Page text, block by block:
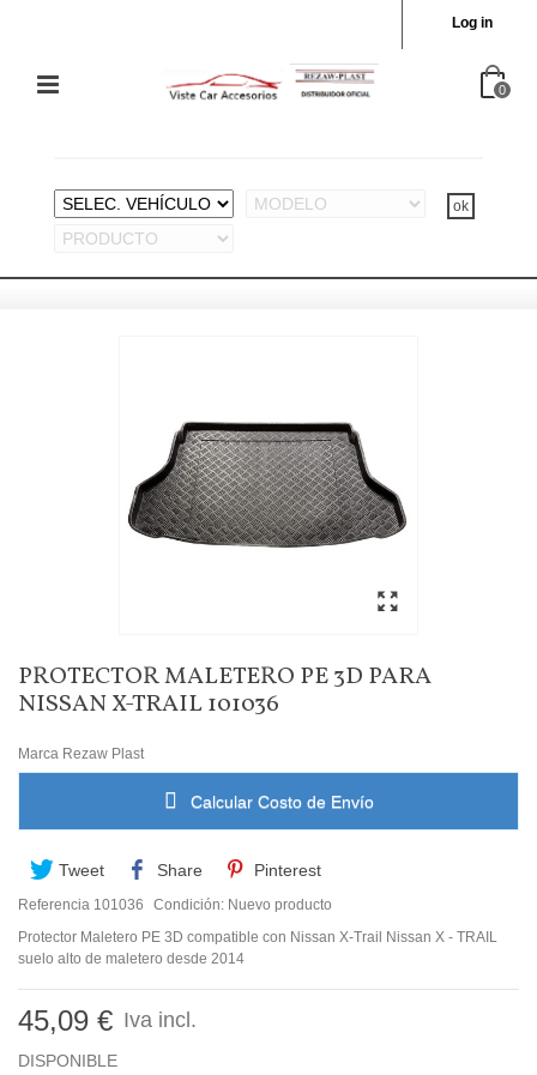
Log in
0
PROTECTOR MALETERO PE 3D PARA
NISSAN X-TRAIL 101036
Marca Rezaw Plast
Calcular Costo de Envío
Tweet Share Pinterest
Referencia 101036 Condición: Nuevo producto
Protector Maletero PE 3D compatible con Nissan X-Trail Nissan X - TRAIL
suelo alto de maletero desde 2014
45,09 € Iva incl.
DISPONIBLE